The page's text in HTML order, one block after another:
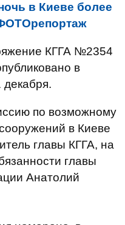
в Киеве более
КГГА №2354
в
по возможному
в Киеве
главы КГГА, на
главы
Анатолий